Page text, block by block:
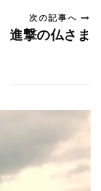
次の記事へ
進撃の仏さま